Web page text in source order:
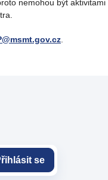
nemohou být aktivitami
se